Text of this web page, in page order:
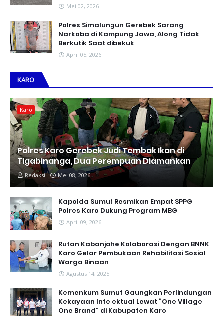
Mei 02, 2026
Polres Simalungun Gerebek Sarang
Narkoba di Kampung Jawa, Along Tidak
Berkutik Saat dibekuk
April 05, 2026
KARO
Karo
Polres Karo Gerebek Judi Tembak Ikan di
Tigabinanga, Dua Perempuan Diamankan
Redaksi Mei 08, 2026
Kapolda Sumut Resmikan Empat SPPG
Polres Karo Dukung Program MBG
April 09, 2026
Rutan Kabanjahe Kolaborasi Dengan BNNK
Karo Gelar Pembukaan Rehabilitasi Sosial
Warga Binaan
Agustus 14, 2025
Kemenkum Sumut Gaungkan Perlindungan
Kekayaan Intelektual Lewat “One Village
One Brand” di Kabupaten Karo